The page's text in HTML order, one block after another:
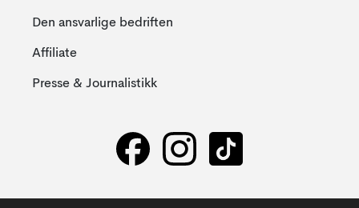
Den ansvarlige bedriften
Affiliate
Presse & Journalistikk